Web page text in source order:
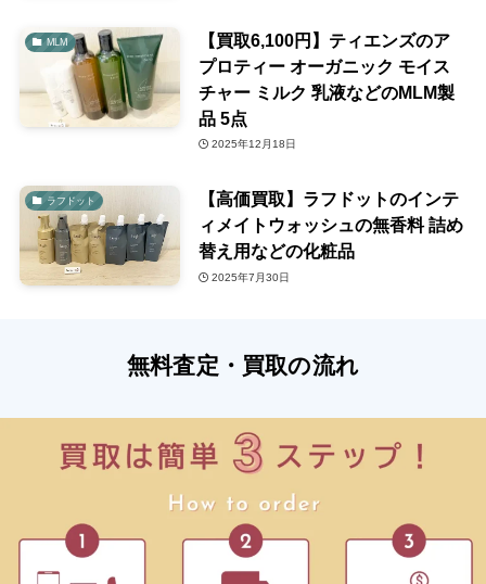
MLM
【買取6,100円】ティエンズのア
プロティー オーガニック モイス
チャー ミルク 乳液などのMLM製
品 5点
2025年12月18日
ラフドット
【高価買取】ラフドットのインテ
ィメイトウォッシュの無香料 詰め
替え用などの化粧品
2025年7月30日
無料査定・買取の流れ